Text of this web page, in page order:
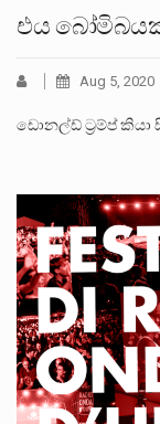
එය
Aug 5, 2020
ඩොනල්ඩ් ට්‍රම්ප් කියා